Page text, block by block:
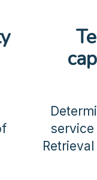
service